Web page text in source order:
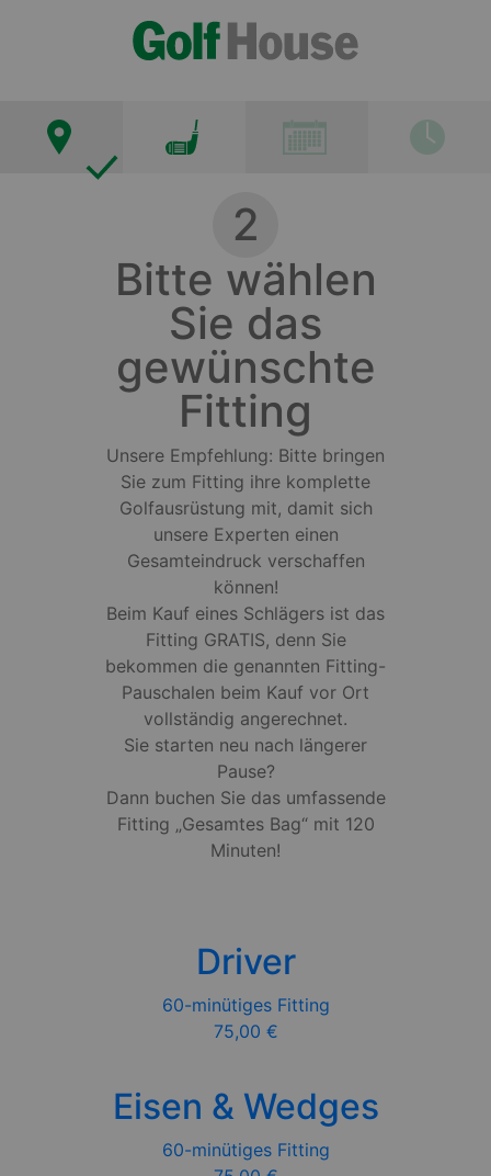
2
Bitte wählen
Sie das
gewünschte
Fitting
Unsere Empfehlung: Bitte bringen
Sie zum Fitting ihre komplette
Golfausrüstung mit, damit sich
unsere Experten einen
Gesamteindruck verschaffen
können!
Beim Kauf eines Schlägers ist das
Fitting GRATIS, denn Sie
bekommen die genannten Fitting-
Pauschalen beim Kauf vor Ort
vollständig angerechnet.
Sie starten neu nach längerer
Pause?
Dann buchen Sie das umfassende
Fitting „Gesamtes Bag“ mit 120
Minuten!
Driver
60-minütiges Fitting
75,00 €
Eisen & Wedges
60-minütiges Fitting